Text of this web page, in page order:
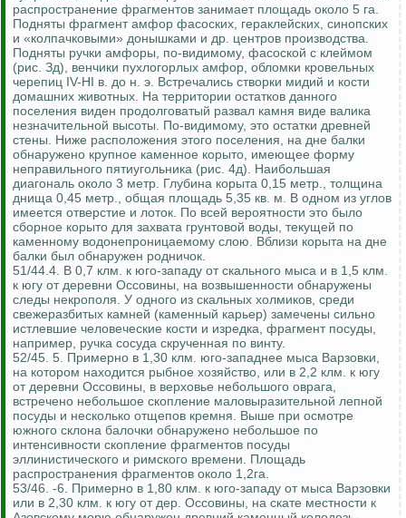
распространение фрагментов занимает площадь около 5 га.
Подняты фрагмент амфор фасоских, гераклейских, синопских
и «колпачковыми» донышками и др. центров производства.
Подняты ручки амфоры, по-видимому, фасоской с клеймом
(рис. Зд), венчики пухлогорлых амфор, обломки кровельных
черепиц IV-HI в. до н. э. Встречались створки мидий и кости
домашних животных. На территории остатков данного
поселения виден продолговатый развал камня виде валика
незначительной высоты. По-видимому, это остатки древней
стены. Ниже расположения этого поселения, на дне балки
обнаружено крупное каменное корыто, имеющее форму
неправильного пятиугольника (рис. 4д). Наибольшая
диагональ около 3 метр. Глубина корыта 0,15 метр., толщина
днища 0,45 метр., общая площадь 5,35 кв. м. В одном из углов
имеется отверстие и лоток. По всей вероятности это было
сборное корыто для захвата грунтовой воды, текущей по
каменному водонепроницаемому слою. Вблизи корыта на дне
балки был обнаружен родничок.
51/44.4. В 0,7 клм. к юго-западу от скального мыса и в 1,5 клм.
к югу от деревни Оссовины, на возвышенности обнаружены
следы некрополя. У одного из скальных холмиков, среди
свежеразбитых камней (каменный карьер) замечены сильно
истлевшие человеческие кости и изредка, фрагмент посуды,
например, ручка сосуда скрученная по винту.
52/45. 5. Примерно в 1,30 клм. юго-западнее мыса Варзовки,
на котором находится рыбное хозяйство, или в 2,2 клм. к югу
от деревни Оссовины, в верховье небольшого оврага,
встречено небольшое скопление маловыразительной лепной
посуды и несколько отщепов кремня. Выше при осмотре
южного склона балочки обнаружено небольшое по
интенсивности скопление фрагментов посуды
эллинистического и римского времени. Площадь
распространения фрагментов около 1,2га.
53/46. -6. Примерно в 1,80 клм. к юго-западу от мыса Варзовки
или в 2,30 клм. к югу от дер. Оссовины, на скате местности к